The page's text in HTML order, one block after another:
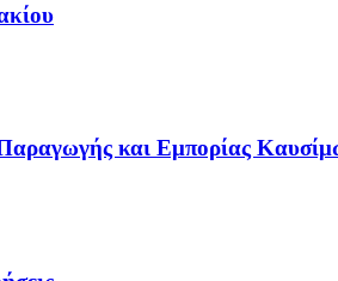
και Εμπορίας